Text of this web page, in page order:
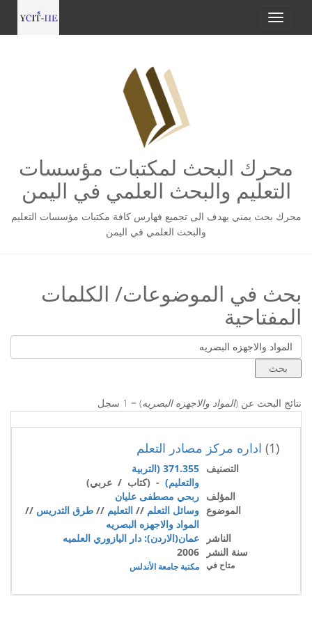
محرك البحث لمكتبات مؤسسات
التعليم والبحث العلمي في اليمن
محرك بحث يمني يهدف الى تجميع فهارس كافة مكتبات مؤسسات التعليم
والبحث العلمي في اليمن
بحث في الموضوعات/ الكلمات
المفتاحية
نتائج البحث عن (المواد والاجهزه البصريه) = 1 سجل
(1) اداره مركز مصادر التعلم
التصنيف
371.355 (التربية
والتعليم) - (كتاب / عربي)
المؤلف ربحي مصطفى عليان
الموضوع وسائل التعلم // التعليم // طرق التدريس //
المواد والاجهزه البصريه
الناشر
عمان(الاردن): دار اليازوري العلميه
سنة النشر
2006
متاح في مكتبة جامعة الأندلس